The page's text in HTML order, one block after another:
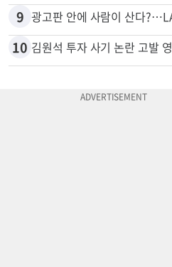
9 광고판 안에 사람이 산다
10 김원석 투자 사기 논란 고발